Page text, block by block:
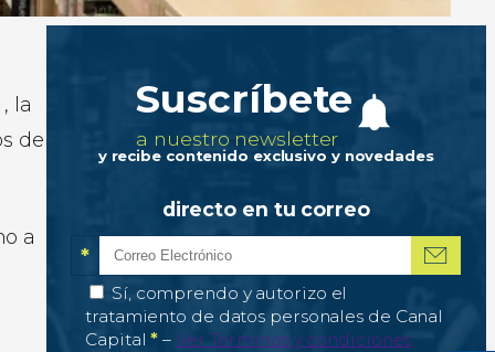
, la
de
a
Suscríbete
a nuestro newsletter
y recibe contenido exclusivo y novedades
directo en tu correo
Correo electrónico*
*Campo obligatorio
Autorización de tratamiento de datos
Sí, comprendo y autorizo el
tratamiento de datos personales de Canal
Capital* – Campo obligatorio
Ver Términos y condiciones